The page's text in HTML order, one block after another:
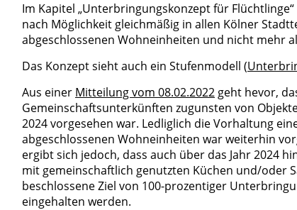
Im Kapitel „Unterbringungskonzept für
nach Möglichkeit gleichmäßig in allen Kölner
abgeschlossenen Wohneinheiten und nicht mehr
Das Konzept sieht auch ein Stufenmodell (
Aus einer Mitteilung vom 08.02.2022 geht hevor,
Gemeinschaftsunterkünften zugunsten von
2024 vorgesehen war. Ledliglich die Vorhaltung
abgeschlossenen Wohneinheiten war weiterhin
ergibt sich jedoch, dass auch über das Jahr 2024
mit gemeinschaftlich genutzten Küchen und/oder
beschlossene Ziel von 100-prozentiger
eingehalten werden.